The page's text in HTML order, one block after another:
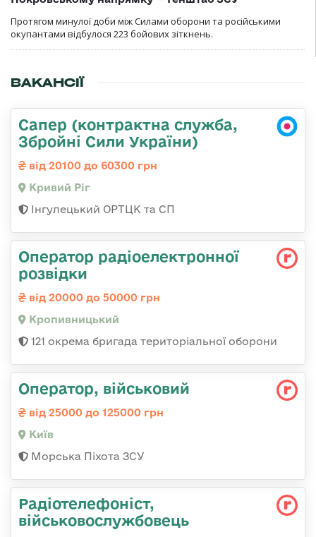
Протягом минулої доби між Силами оборони та російськими
окупантами відбулося 223 бойових зіткнень.
ВАКАНСІЇ
Сапер (контрактна служба,
Збройні Сили України)
від 20100 до 60300 грн
Кривий Ріг
Інгулецький ОРТЦК та СП
Оператор радіоелектронної
розвідки
від 20000 до 50000 грн
Кропивницький
121 окрема бригада територіальної оборони
Опеpатоp, військовий
від 25000 до 125000 грн
Київ
Морська Піхота ЗСУ
Радіотелефоніст,
військовослужбовець